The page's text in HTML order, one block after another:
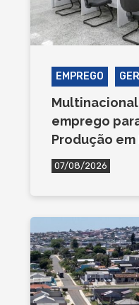
EMPREGO
emprego
Produção em
07/08/2026